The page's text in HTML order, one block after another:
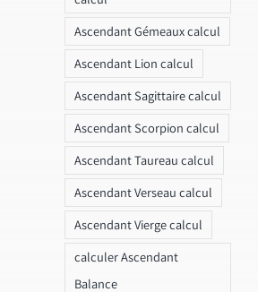
Ascendant Gémeaux calcul
Ascendant Lion calcul
Ascendant Sagittaire calcul
Ascendant Scorpion calcul
Ascendant Taureau calcul
Ascendant Verseau calcul
Ascendant Vierge calcul
calculer Ascendant
Balance